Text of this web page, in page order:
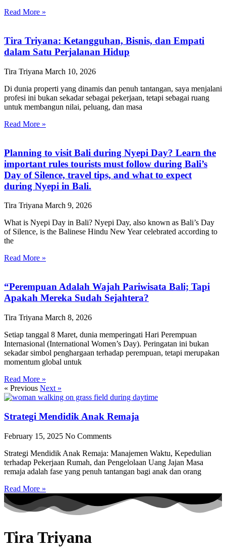
Read More »
Tira Triyana: Ketangguhan, Bisnis, dan Empati
dalam Satu Perjalanan Hidup
Tira Triyana March 10, 2026
Di dunia properti yang dinamis dan penuh tantangan, saya menjalani
profesi ini bukan sekadar sebagai pekerjaan, tetapi sebagai ruang
untuk membangun nilai, peluang, dan masa
Read More »
Planning to visit Bali during Nyepi Day? Learn the
important rules tourists must follow during Bali’s
Day of Silence, travel tips, and what to expect
during Nyepi in Bali.
Tira Triyana March 9, 2026
What is Nyepi Day in Bali? Nyepi Day, also known as Bali’s Day
of Silence, is the Balinese Hindu New Year celebrated according to
the
Read More »
“Perempuan Adalah Wajah Pariwisata Bali; Tapi
Apakah Mereka Sudah Sejahtera?
Tira Triyana March 8, 2026
Setiap tanggal 8 Maret, dunia memperingati Hari Perempuan
Internasional (International Women’s Day). Peringatan ini bukan
sekadar simbol penghargaan terhadap perempuan, tetapi merupakan
momentum global untuk
Read More »
« Previous Next »
Strategi Mendidik Anak Remaja
February 15, 2025 No Comments
Strategi Mendidik Anak Remaja: Manajemen Waktu, Kepedulian
terhadap Pekerjaan Rumah, dan Pengelolaan Uang Jajan Masa
remaja adalah fase yang penuh tantangan bagi anak dan orang
Read More »
Tira Triyana